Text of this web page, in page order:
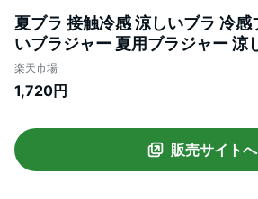
夏ブラ 接触冷感 涼しいブラ 冷感
いブラジャー 夏用ブラジャー 涼
ジャー 極薄 夏用ブラ ノンワイヤ
用 春夏 吸汗 速乾 ひびきにくい ワ
下着 ベタつきにくい ひんやり 夏
トブラ
楽天市場
1,720円
販売サイトへ